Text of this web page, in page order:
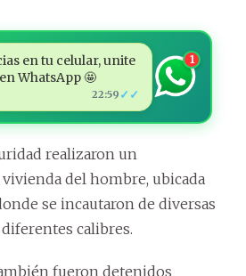
en tu celular, unite
WhatsApp 🤩
22:59 ✓✓
1
realizaron un
del hombre, ubicada
se incautaron de diversas
calibres.
fueron detenidos